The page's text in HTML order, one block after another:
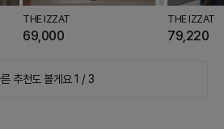
THE IZZAT
69,000
THE IZZAT
79,220
추천도 볼게요 1 / 3